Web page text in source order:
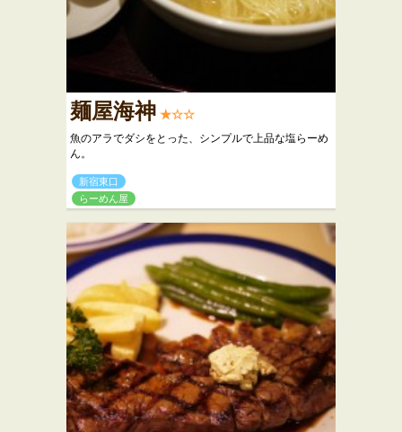
麺屋海神 ★☆☆
魚のアラでダシをとった、シンプルで上品な塩らーめ
ん。
新宿東口
らーめん屋